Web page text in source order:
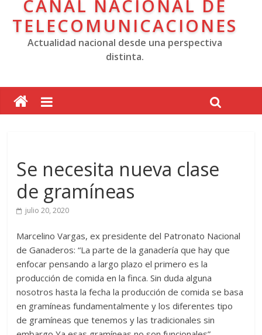
CANAL NACIONAL DE
TELECOMUNICACIONES
Actualidad nacional desde una perspectiva
distinta.
Se necesita nueva clase
de gramíneas
julio 20, 2020
Marcelino Vargas, ex presidente del Patronato Nacional
de Ganaderos: “La parte de la ganadería que hay que
enfocar pensando a largo plazo el primero es la
producción de comida en la finca. Sin duda alguna
nosotros hasta la fecha la producción de comida se basa
en gramíneas fundamentalmente y los diferentes tipo
de gramíneas que tenemos y las tradicionales sin